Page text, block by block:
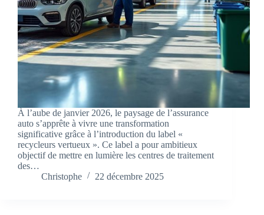
À l’aube de janvier 2026, le paysage de l’assurance
auto s’apprête à vivre une transformation
significative grâce à l’introduction du label «
recycleurs vertueux ». Ce label a pour ambitieux
objectif de mettre en lumière les centres de traitement
des…
Christophe
22 décembre 2025